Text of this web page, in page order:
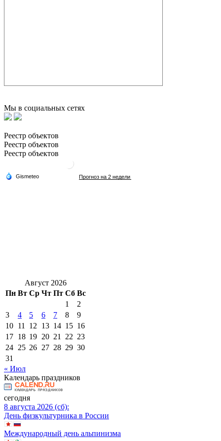
Мы в социальных сетях
Реестр объектов
Реестр объектов
Реестр объектов
Август 2026
Пн Вт Ср Чт Пт Сб Вс
1
2
3
4 5 6 7 8
9
10 11 12 13 14 15 16
17 18 19 20 21 22 23
24 25 26 27 28 29 30
31
« Июл
Календарь праздников
сегодня
8 августа 2026 (сб):
День физкультурника в России
Международный день альпинизма